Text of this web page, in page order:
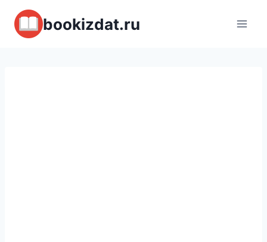
Перейти
содержимому
bookizdat.ru